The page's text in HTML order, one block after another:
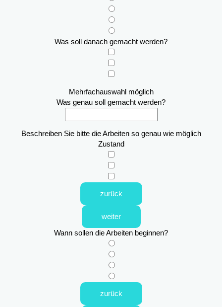
Was soll danach gemacht werden?
Mehrfachauswahl möglich
Was genau soll gemacht werden?
Beschreiben Sie bitte die Arbeiten so genau wie möglich
Zustand
zurück
weiter
Wann sollen die Arbeiten beginnen?
zurück